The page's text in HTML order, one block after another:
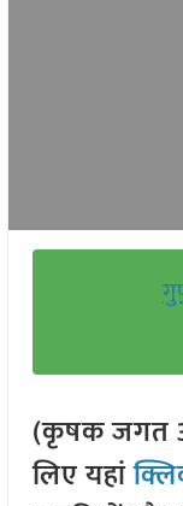
(कृषक जगत
लिए यहां